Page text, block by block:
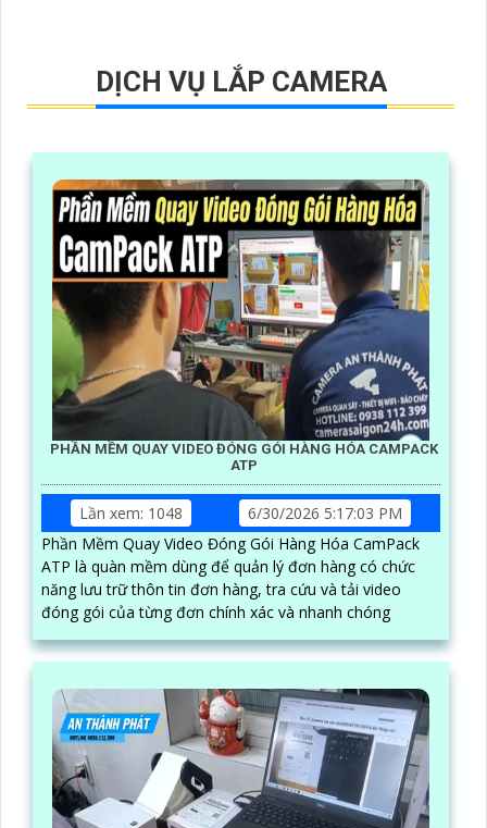
DỊCH VỤ LẮP CAMERA
PHẦN MỀM QUAY VIDEO ĐÓNG GÓI HÀNG HÓA CAMPACK
ATP
Lần xem: 1048
6/30/2026 5:17:03 PM
Phần Mềm Quay Video Đóng Gói Hàng Hóa CamPack
ATP là quàn mềm dùng để quản lý đơn hàng có chức
năng lưu trữ thôn tin đơn hàng, tra cứu và tải video
đóng gói của từng đơn chính xác và nhanh chóng